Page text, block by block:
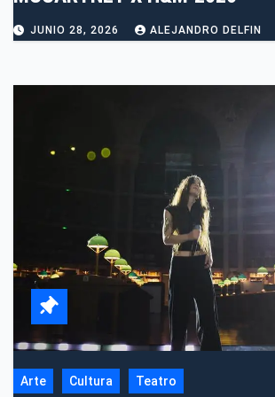
JUNIO 28, 2026 ALEJANDRO DELFIN
Arte Cultura Teatro